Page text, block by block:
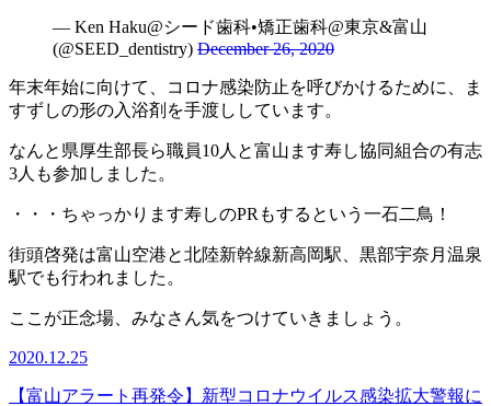
— Ken Haku@シード歯科•矯正歯科@東京&富山
(@SEED_dentistry) December 26, 2020
年末年始に向けて、コロナ感染防止を呼びかけるために、ま
すずしの形の入浴剤を手渡ししています。
なんと県厚生部長ら職員10人と富山ます寿し協同組合の有志
3人も参加しました。
・・・ちゃっかります寿しのPRもするという一石二鳥！
街頭啓発は富山空港と北陸新幹線新高岡駅、黒部宇奈月温泉
駅でも行われました。
ここが正念場、みなさん気をつけていきましょう。
2020.12.25
【富山アラート再発令】新型コロナウイルス感染拡大警報に